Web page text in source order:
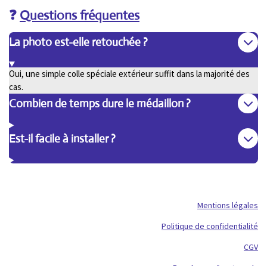
❓ Questions fréquentes
La photo est-elle retouchée ?
Oui, une simple colle spéciale extérieur suffit dans la majorité des
cas.
Combien de temps dure le médaillon ?
Est-il facile à installer ?
Mentions légales
Politique de confidentialité
CGV